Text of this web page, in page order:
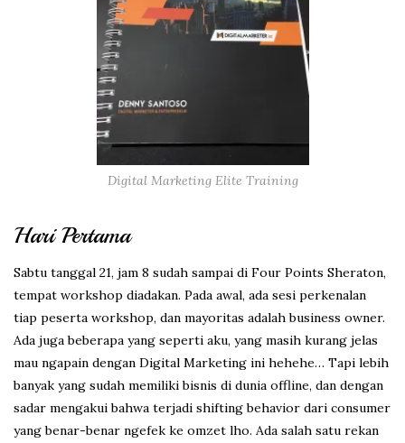
Digital Marketing Elite Training
Hari Pertama
Sabtu tanggal 21, jam 8 sudah sampai di Four Points Sheraton,
tempat workshop diadakan. Pada awal, ada sesi perkenalan
tiap peserta workshop, dan mayoritas adalah business owner.
Ada juga beberapa yang seperti aku, yang masih kurang jelas
mau ngapain dengan Digital Marketing ini hehehe… Tapi lebih
banyak yang sudah memiliki bisnis di dunia offline, dan dengan
sadar mengakui bahwa terjadi shifting behavior dari consumer
yang benar-benar ngefek ke omzet lho. Ada salah satu rekan